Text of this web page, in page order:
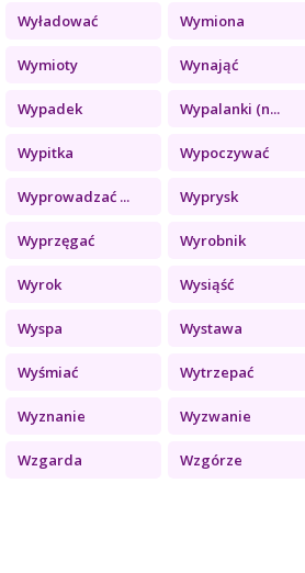
Wyładować Wymiona
Wymioty Wynająć
Wypadek Wypalanki (n...
Wypitka Wypoczywać
Wyprowadzać ... Wyprysk
Wyprzęgać Wyrobnik
Wyrok Wysiąść
Wyspa Wystawa
Wyśmiać Wytrzepać
Wyznanie Wyzwanie
Wzgarda Wzgórze